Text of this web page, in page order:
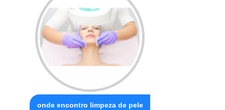
onde encontro limpeza de pele